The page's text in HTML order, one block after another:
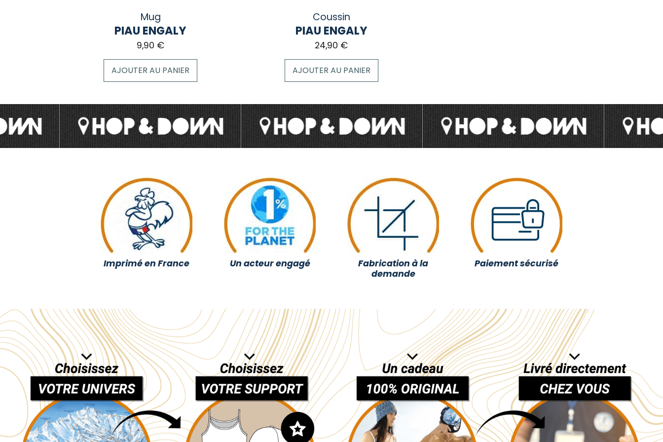
Mug
PIAU ENGALY
9,90 €
AJOUTER AU PANIER
Coussin
PIAU ENGALY
24,90 €
AJOUTER AU PANIER
Imprimé en France Un acteur engagé
Fabrication à la
demande
Paiement sécurisé